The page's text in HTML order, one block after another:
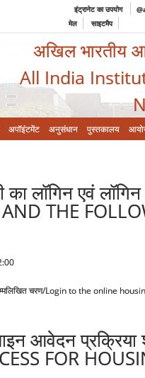
इंट्रानेट का उपयोग
मेल
साइटमैप
अखिल भारतीय
All India
अपॉइंटमेंट अनुसंधान पुस्तकालय
लॉगिन एवं
THE
चरण/Login to the online
आवेदन प्रक्रिया
FOR